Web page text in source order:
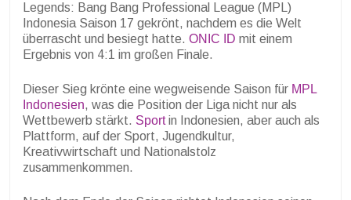
Legends: Bang Bang Professional League (MPL)
Indonesia Saison 17 gekrönt, nachdem es die Welt
überrascht und besiegt hatte. ONIC ID mit einem
Ergebnis von 4:1 im großen Finale.
Dieser Sieg krönte eine wegweisende Saison für MPL
Indonesien, was die Position der Liga nicht nur als
Wettbewerb stärkt. Sportin Indonesien, aber auch als
Plattform, auf der Sport, Jugendkultur,
Kreativwirtschaft und Nationalstolz
zusammenkommen.